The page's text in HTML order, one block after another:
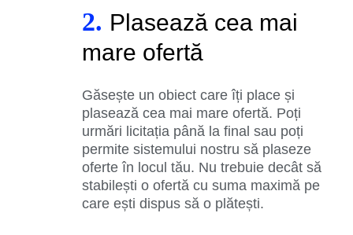
2. Plasează cea mai
mare ofertă
Găsește un obiect care îți place și
plasează cea mai mare ofertă. Poți
urmări licitația până la final sau poți
permite sistemului nostru să plaseze
oferte în locul tău. Nu trebuie decât să
stabilești o ofertă cu suma maximă pe
care ești dispus să o plătești.